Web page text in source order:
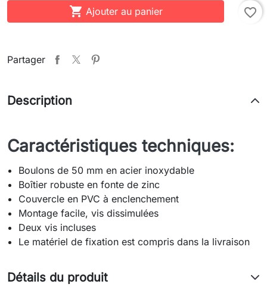
 Ajouter au panier favorite_border
Partager
Description
Caractéristiques techniques:
Boulons de 50 mm en acier inoxydable
Boîtier robuste en fonte de zinc
Couvercle en PVC à enclenchement
Montage facile, vis dissimulées
Deux vis incluses
Le matériel de fixation est compris dans la livraison
Détails du produit